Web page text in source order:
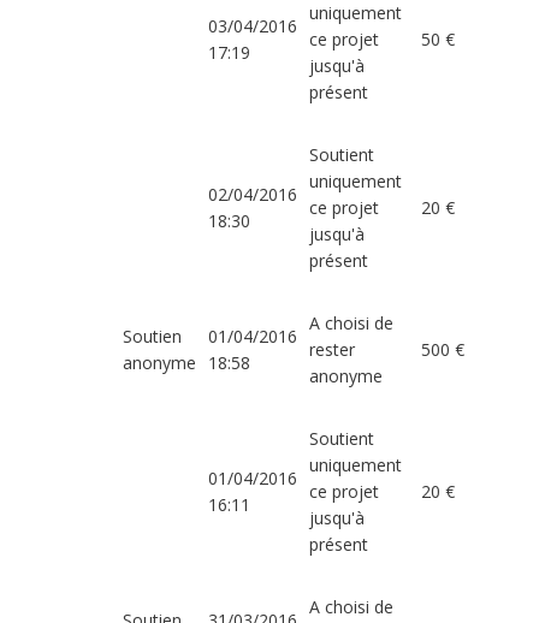
03/04/2016
17:19
uniquement
ce projet
jusqu'à
présent
50 €
02/04/2016
18:30
Soutient
uniquement
ce projet
jusqu'à
présent
20 €
Soutien
anonyme
01/04/2016
18:58
A choisi de
rester
anonyme
500 €
01/04/2016
16:11
Soutient
uniquement
ce projet
jusqu'à
présent
20 €
A choisi de